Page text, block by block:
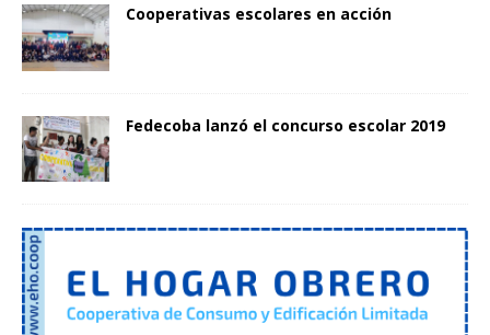
Cooperativas escolares en acción
Fedecoba lanzó el concurso escolar 2019